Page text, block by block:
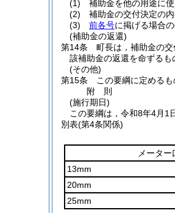
(1)
補助金を他の用途に使
(2)
補助金の交付決定の
(3)
前各号に掲げる場合
(補助金の返還)
第14条
町長は，補助金の
該補助金の返還を命ずるも
(その他)
第15条
この要綱に定める
附 則
(施行期日)
この要綱は，令和8年4月1
別表(第4条関係)
メーター
13mm
20mm
25mm